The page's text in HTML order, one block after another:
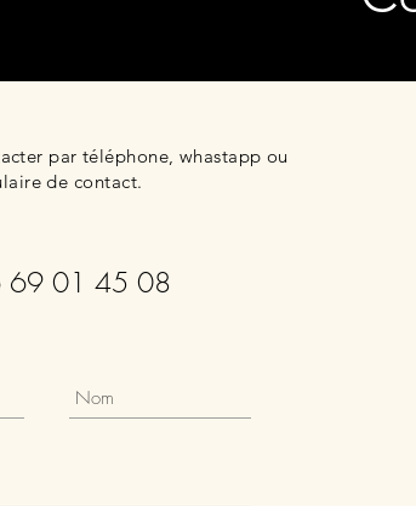
par téléphone, whastapp ou
de contact.
69 01 45 08